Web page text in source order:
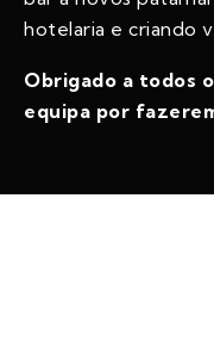
hotelaria e criando
Obrigado a todos
equipa por